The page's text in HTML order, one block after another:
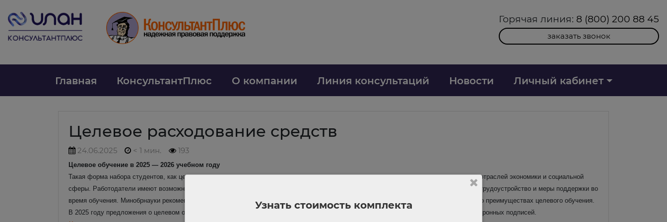
Горячая линия: 8 (800) 200 88 45
заказать звонок
Главная КонсультантПлюс О компании Линия консультаций Новости Личный кабинет
Целевое расходование средств
24.06.2025 < 1 мин. 193
Целевое обучение в 2025 — 2026 учебном году
Такая форма набора студентов, как целевое обучение, является востребованным инструментом кадрового обеспечения приоритетных отраслей экономики и социальной
сферы. Работодатели имеют возможность заблаговременно привлечь будущих работников, а абитуриенты получают гарантированное трудоустройство и меры поддержки во
время обучения. Минобрнауки рекомендует вузам и колледжам регулярно информировать потенциальных работодателей и студентов о преимуществах целевого обучения.
В 2025 году предложения о целевом обучении размещаются на портале «Работа в России», а договоры заключаются с помощью электронных подписей.
Узнать стоимость комплекта